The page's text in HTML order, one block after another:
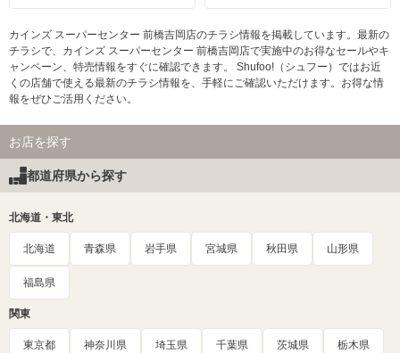
カインズ スーパーセンター 前橋吉岡店のチラシ情報を掲載しています。最新の
チラシで、カインズ スーパーセンター 前橋吉岡店で実施中のお得なセールやキ
ャンペーン、特売情報をすぐに確認できます。 Shufoo!（シュフー）ではお近
くの店舗で使える最新のチラシ情報を、手軽にご確認いただけます。お得な情
報をぜひご活用ください。
お店を探す
都道府県から探す
北海道・東北
北海道 青森県 岩手県 宮城県 秋田県 山形県
福島県
関東
東京都 神奈川県 埼玉県 千葉県 茨城県 栃木県